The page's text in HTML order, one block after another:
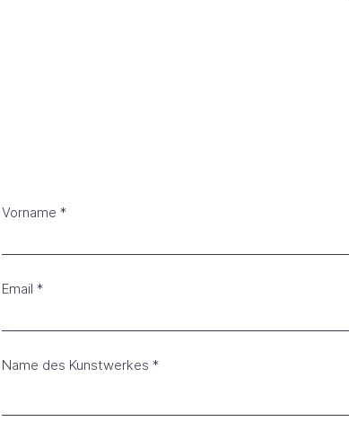
Vorname
Email
Name des Kunstwerkes